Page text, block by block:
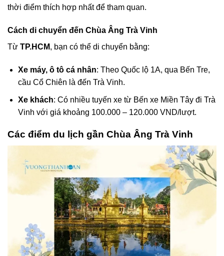
thời điểm thích hợp nhất để tham quan.
Cách di chuyển đến Chùa Âng Trà Vinh
Từ TP.HCM, bạn có thể di chuyển bằng:
Xe máy, ô tô cá nhân: Theo Quốc lộ 1A, qua Bến Tre,
cầu Cổ Chiên là đến Trà Vinh.
Xe khách: Có nhiều tuyến xe từ Bến xe Miền Tây đi Trà
Vinh với giá khoảng 100.000 – 120.000 VND/lượt.
Các điểm du lịch gần Chùa Âng Trà Vinh